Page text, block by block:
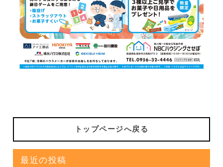
トップページへ戻る
最近の投稿